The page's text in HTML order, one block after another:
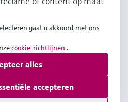
Group Services AG
gaat u akkoord met ons
cookie-richtlijnen .
accepteren
alles